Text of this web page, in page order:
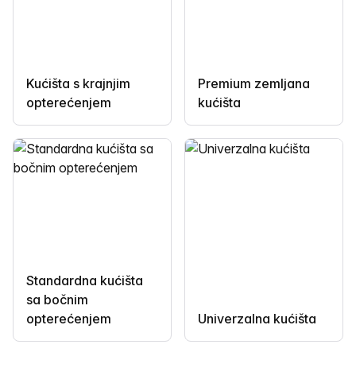
Kućišta s krajnjim
opterećenjem
Premium zemljana
kućišta
Standardna kućišta
sa bočnim
opterećenjem
Univerzalna kućišta